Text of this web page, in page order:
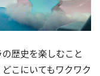
歴史を楽しむこと
こにいてもワクワク